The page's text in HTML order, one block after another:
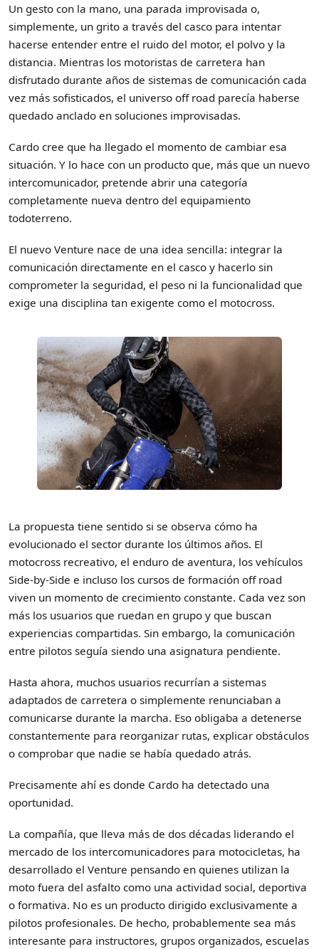
Un gesto con la mano, una parada improvisada o,
simplemente, un grito a través del casco para intentar
hacerse entender entre el ruido del motor, el polvo y la
distancia. Mientras los motoristas de carretera han
disfrutado durante años de sistemas de comunicación cada
vez más sofisticados, el universo off road parecía haberse
quedado anclado en soluciones improvisadas.
Cardo cree que ha llegado el momento de cambiar esa
situación. Y lo hace con un producto que, más que un nuevo
intercomunicador, pretende abrir una categoría
completamente nueva dentro del equipamiento
todoterreno.
El nuevo Venture nace de una idea sencilla: integrar la
comunicación directamente en el casco y hacerlo sin
comprometer la seguridad, el peso ni la funcionalidad que
exige una disciplina tan exigente como el motocross.
La propuesta tiene sentido si se observa cómo ha
evolucionado el sector durante los últimos años. El
motocross recreativo, el enduro de aventura, los vehículos
Side-by-Side e incluso los cursos de formación off road
viven un momento de crecimiento constante. Cada vez son
más los usuarios que ruedan en grupo y que buscan
experiencias compartidas. Sin embargo, la comunicación
entre pilotos seguía siendo una asignatura pendiente.
Hasta ahora, muchos usuarios recurrían a sistemas
adaptados de carretera o simplemente renunciaban a
comunicarse durante la marcha. Eso obligaba a detenerse
constantemente para reorganizar rutas, explicar obstáculos
o comprobar que nadie se había quedado atrás.
Precisamente ahí es donde Cardo ha detectado una
oportunidad.
La compañía, que lleva más de dos décadas liderando el
mercado de los intercomunicadores para motocicletas, ha
desarrollado el Venture pensando en quienes utilizan la
moto fuera del asfalto como una actividad social, deportiva
o formativa. No es un producto dirigido exclusivamente a
pilotos profesionales. De hecho, probablemente sea más
interesante para instructores, grupos organizados, escuelas